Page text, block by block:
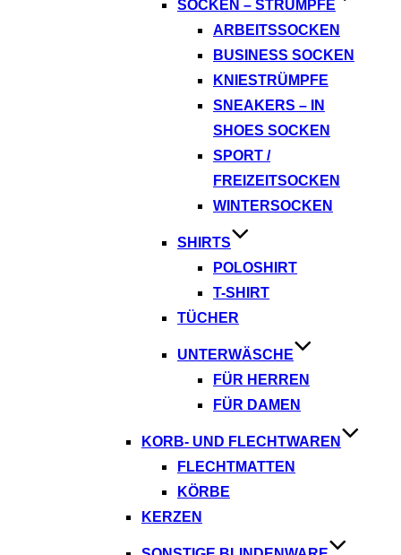
SOCKEN – STRÜMPFE
ARBEITSSOCKEN
BUSINESS SOCKEN
KNIESTRÜMPFE
SNEAKERS – IN
SHOES SOCKEN
SPORT /
FREIZEITSOCKEN
WINTERSOCKEN
SHIRTS
POLOSHIRT
T-SHIRT
TÜCHER
UNTERWÄSCHE
FÜR HERREN
FÜR DAMEN
KORB- UND FLECHTWAREN
FLECHTMATTEN
KÖRBE
KERZEN